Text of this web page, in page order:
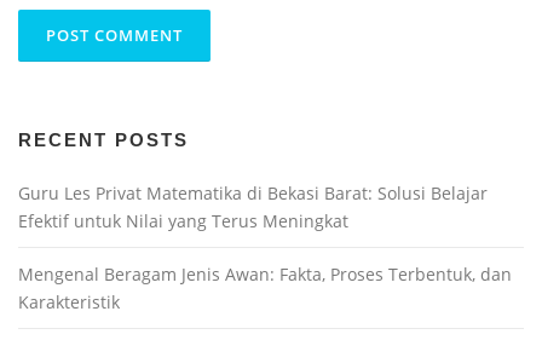
RECENT POSTS
Guru Les Privat Matematika di Bekasi Barat: Solusi Belajar
Efektif untuk Nilai yang Terus Meningkat
Mengenal Beragam Jenis Awan: Fakta, Proses Terbentuk, dan
Karakteristik